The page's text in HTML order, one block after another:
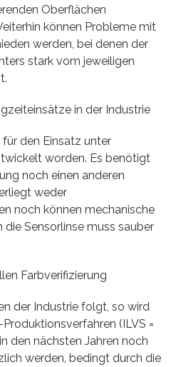
Oberflächen
können Probleme mit
werden, bei denen der
stark vom jeweiligen
in der Industrie
den Einsatz unter
worden. Es benötigt
noch einen anderen
weder
noch können mechanische
Sensorlinse muss sauber
Farbverifizierung
der Industrie folgt, so wird
(ILVS =
den nächsten Jahren noch
werden, bedingt durch die